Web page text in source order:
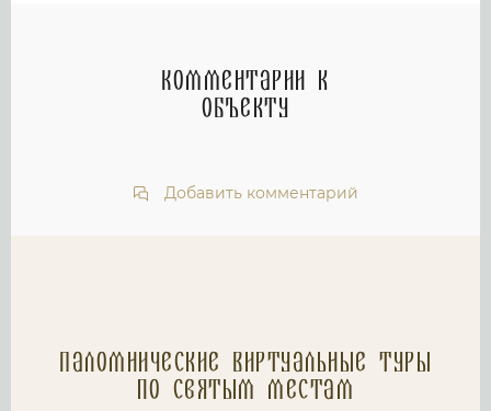
Комментарии к
объекту
Добавить комментарий
Паломнические Виртуальные туры
по святым местам